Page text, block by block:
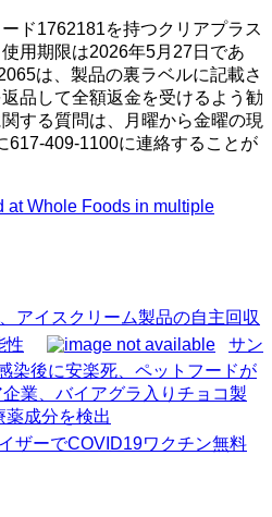
ド1762181を持つクリアプラス
用期限は2026年5月27日であ
は、製品の裏ラベルに記載さ
品して全額返金を受けるよう勧
する質問は、月曜から金曜の現
617-409-1100に連絡することが
at Whole Foods in multiple
アイスクリーム製品の自主回収
性
サン
染後に安楽死、ペットフードが
業、バイアグラ入りチョコ製
薬成分を検出
ザーでCOVID19ワクチン無料